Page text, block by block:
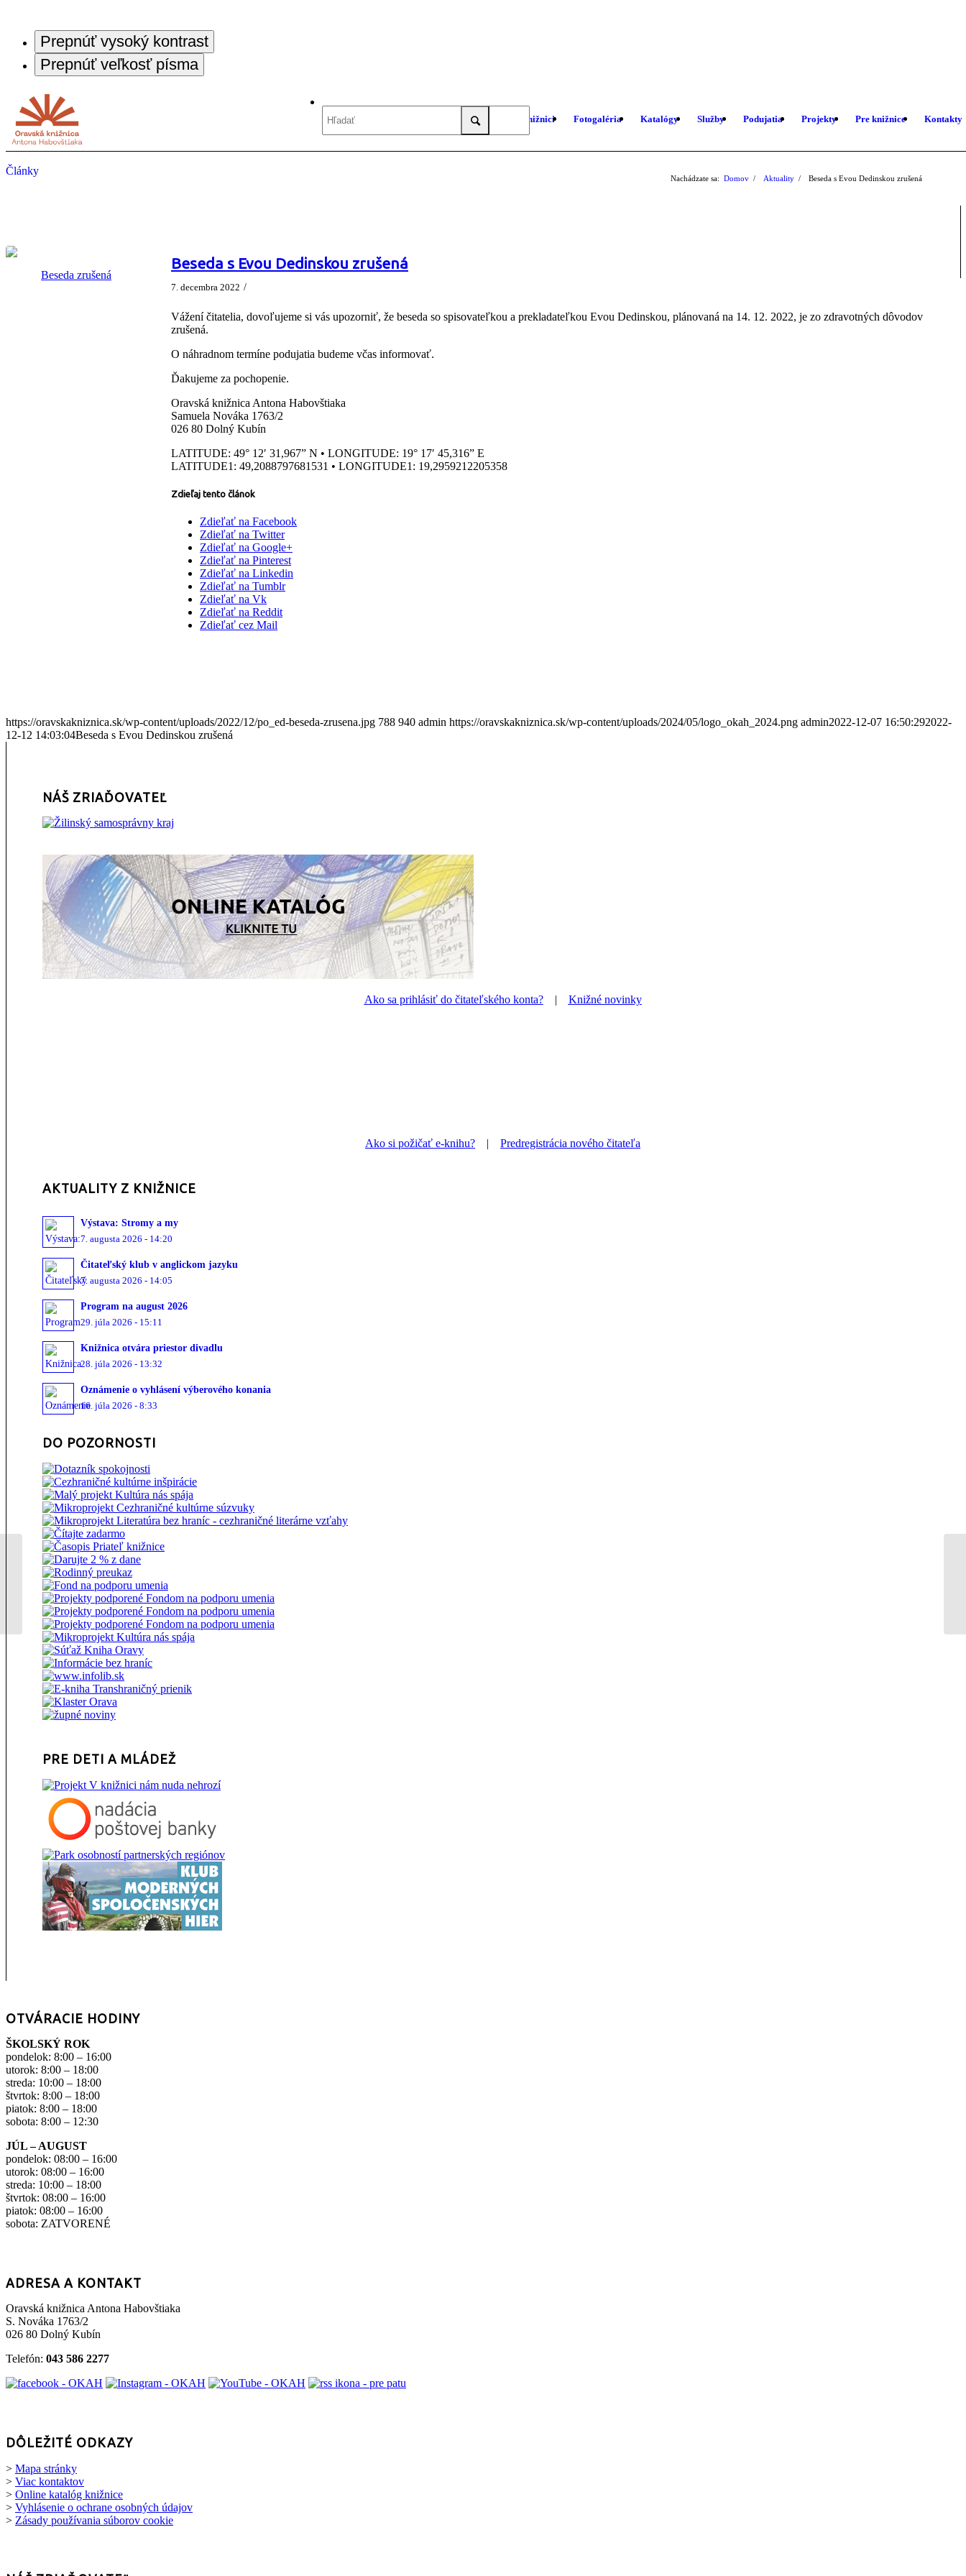
Prepnúť vysoký kontrast
Prepnúť veľkosť písma
O knižnici Fotogaléria Katalógy Služby Podujatia Projekty Pre knižnice Kontakty
Články
Nachádzate sa: Domov / Aktuality / Beseda s Evou Dedinskou zrušená
Beseda s Evou Dedinskou zrušená
7. decembra 2022 /
Vážení čitatelia, dovoľujeme si vás upozorniť, že beseda so spisovateľkou a prekladateľkou Evou Dedinskou, plánovaná na 14. 12. 2022, je zo zdravotných dôvodov
zrušená.
O náhradnom termíne podujatia budeme včas informovať.
Ďakujeme za pochopenie.
Oravská knižnica Antona Habovštiaka
Samuela Nováka 1763/2
026 80 Dolný Kubín
LATITUDE: 49° 12′ 31,967” N • LONGITUDE: 19° 17′ 45,316” E
LATITUDE1: 49,2088797681531 • LONGITUDE1: 19,2959212205358
Zdieľaj tento článok
Zdieľať na Facebook
Zdieľať na Twitter
Zdieľať na Google+
Zdieľať na Pinterest
Zdieľať na Linkedin
Zdieľať na Tumblr
Zdieľať na Vk
Zdieľať na Reddit
Zdieľať cez Mail
https://oravskakniznica.sk/wp-content/uploads/2022/12/po_ed-beseda-zrusena.jpg 788 940 admin https://oravskakniznica.sk/wp-content/uploads/2024/05/logo_okah_2024.png admin2022-12-07 16:50:292022-
12-12 14:03:04Beseda s Evou Dedinskou zrušená
NÁŠ ZRIAĎOVATEĽ
Ako sa prihlásiť do čitateľského konta?| Knižné novinky
Ako si požičať e-knihu? | Predregistrácia nového čitateľa
AKTUALITY Z KNIŽNICE
Výstava: Stromy a my
7. augusta 2026 - 14:20
Čitateľský klub v anglickom jazyku
7. augusta 2026 - 14:05
Program na august 2026
29. júla 2026 - 15:11
Knižnica otvára priestor divadlu
28. júla 2026 - 13:32
Oznámenie o vyhlásení výberového konania
16. júla 2026 - 8:33
DO POZORNOSTI
PRE DETI A MLÁDEŽ
OTVÁRACIE HODINY
ŠKOLSKÝ ROK
pondelok: 8:00 – 16:00
utorok: 8:00 – 18:00
streda: 10:00 – 18:00
štvrtok: 8:00 – 18:00
piatok: 8:00 – 18:00
sobota: 8:00 – 12:30
JÚL – AUGUST
pondelok: 08:00 – 16:00
utorok: 08:00 – 16:00
streda: 10:00 – 18:00
štvrtok: 08:00 – 16:00
piatok: 08:00 – 16:00
sobota: ZATVORENÉ
ADRESA A KONTAKT
Oravská knižnica Antona Habovštiaka
S. Nováka 1763/2
026 80 Dolný Kubín
Telefón: 043 586 2277
DÔLEŽITÉ ODKAZY
> Mapa stránky
> Viac kontaktov
> Online katalóg knižnice
> Vyhlásenie o ochrane osobných údajov
> Zásady používania súborov cookie
Súťaž o NAJoriginálnejší
vianočný vinš